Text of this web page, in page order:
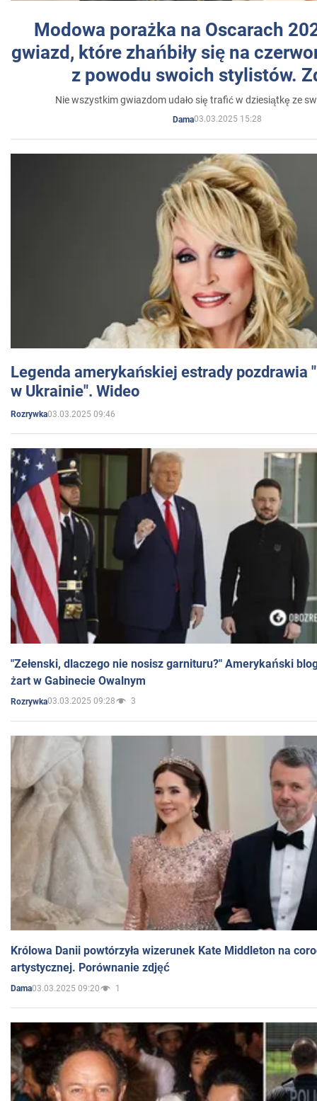
Modowa porażka na Oscarach
gwiazd, które zhańbiły się na
z powodu swoich stylistów.
Nie wszystkim gwiazdom udało się trafić w dziesiątkę ze
Dama03.03.2025 15:28
Legenda amerykańskiej estrady pozdrawia
w Ukrainie". Wideo
Rozrywka03.03.2025 09:46
"Zełenski, dlaczego nie nosisz garnituru?" Amerykański
żart w Gabinecie Owalnym
Rozrywka03.03.2025 09:28 3
Królowa Danii powtórzyła wizerunek Kate Middleton na
artystycznej. Porównanie zdjęć
Dama03.03.2025 09:20 1